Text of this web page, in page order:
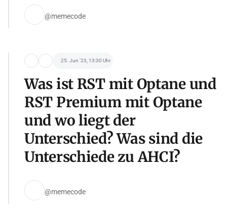
@memecode
25. Jun '23, 13:30 Uhr
Was ist RST mit Optane und
RST Premium mit Optane
und wo liegt der
Unterschied? Was sind die
Unterschiede zu AHCI?
@memecode